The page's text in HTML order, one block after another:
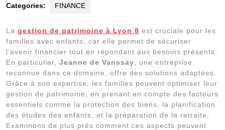
Categories: FINANCE
La gestion de patrimoine à Lyon 8 est cruciale pour les
familles avec enfants, car elle permet de sécuriser
l’avenir financier tout en répondant aux besoins présents.
En particulier, Jeanne de Vanssay , une entreprise
reconnue dans ce domaine, offre des solutions adaptées.
Grâce à son expertise, les familles peuvent optimiser leur
gestion de patrimoine, en prenant en compte des facteurs
essentiels comme la protection des biens, la planification
des études des enfants, et la préparation de la retraite.
Examinons de plus près comment ces aspects peuvent